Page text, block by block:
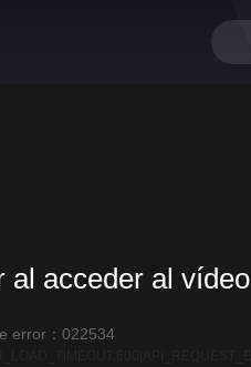
al acceder al vídeo
error：022534